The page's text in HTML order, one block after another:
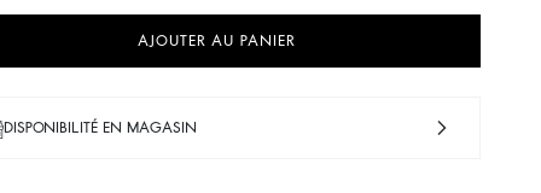
now Découvrir
Découvrir
AJOUTER AU PANIER
DISPONIBILITÉ EN MAGASIN